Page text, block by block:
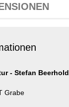
- Stefan Beerhold
Grabe